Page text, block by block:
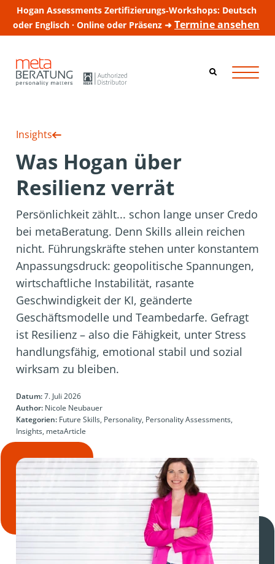
Hogan Assessments Zertifizierungs‑Workshops: Deutsch
oder Englisch · Online oder Präsenz ➜ Termine ansehen
Insights
Was Hogan über
Resilienz verrät
Persönlichkeit zählt... schon lange unser Credo
bei metaBeratung. Denn Skills allein reichen
nicht. Führungskräfte stehen unter konstantem
Anpassungsdruck: geopolitische Spannungen,
wirtschaftliche Instabilität, rasante
Geschwindigkeit der KI, geänderte
Geschäftsmodelle und Teambedarfe. Gefragt
ist Resilienz – also die Fähigkeit, unter Stress
handlungsfähig, emotional stabil und sozial
wirksam zu bleiben.
Datum:7. Juli 2026
Author: Nicole Neubauer
Kategorien: Future Skills, Personality, Personality Assessments,
Insights, metaArticle